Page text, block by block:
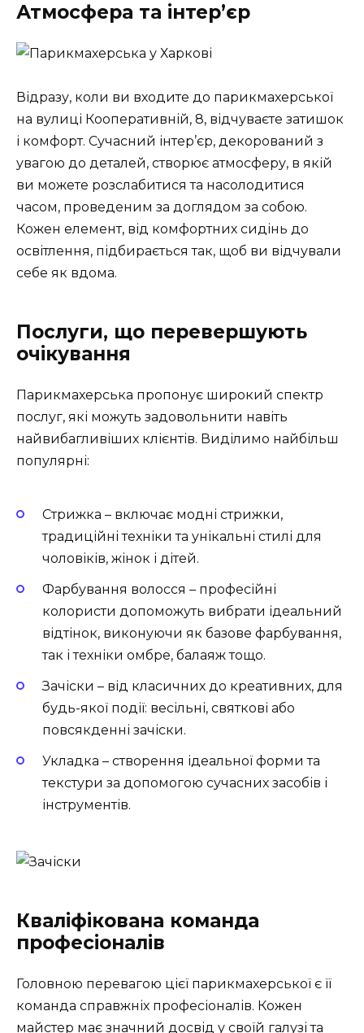
Атмосфера та інтер’єр
Відразу, коли ви входите до парикмахерської
на вулиці Кооперативній, 8, відчуваєте затишок
і комфорт. Сучасний інтер’єр, декорований з
увагою до деталей, створює атмосферу, в якій
ви можете розслабитися та насолодитися
часом, проведеним за доглядом за собою.
Кожен елемент, від комфортних сидінь до
освітлення, підбирається так, щоб ви відчували
себе як вдома.
Послуги, що перевершують
очікування
Парикмахерська пропонує широкий спектр
послуг, які можуть задовольнити навіть
найвибагливіших клієнтів. Виділимо найбільш
популярні:
Стрижка – включає модні стрижки,
традиційні техніки та унікальні стилі для
чоловіків, жінок і дітей.
Фарбування волосся – професійні
колористи допоможуть вибрати ідеальний
відтінок, виконуючи як базове фарбування,
так і техніки омбре, балаяж тощо.
Зачіски – від класичних до креативних, для
будь-якої події: весільні, святкові або
повсякденні зачіски.
Укладка – створення ідеальної форми та
текстури за допомогою сучасних засобів і
інструментів.
Кваліфікована команда
професіоналів
Головною перевагою цієї парикмахерської є її
команда справжніх професіоналів. Кожен
майстер має значний досвід у своїй галузі та